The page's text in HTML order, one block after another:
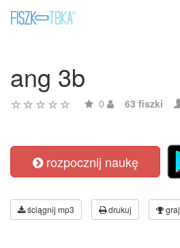
ang 3b
0 63 fiszki
rozpocznij naukę
ściągnij mp3 drukuj graj